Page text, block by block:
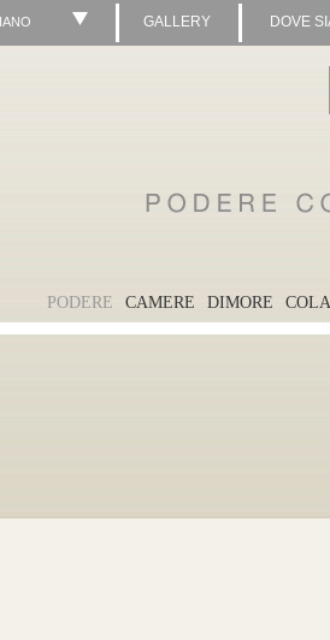
GALLERY DOVE
PODERE CAMERE DIMORE